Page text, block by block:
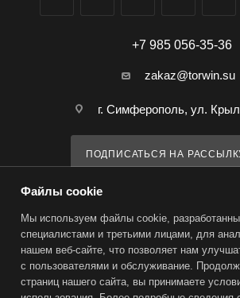
+7 985 056-35-36
zakaz@torwin.su
г. Симферополь, ул.
ПОДПИСАТЬСЯ НА
2026 © TorWin – интернет-
Файлы cookie
Мы используем файлы cookie,
специалистами и третьими лицами, для
нашем веб-сайте, что позволяет нам
с пользователями и обслуживание.
страниц нашего сайта, вы принимаете